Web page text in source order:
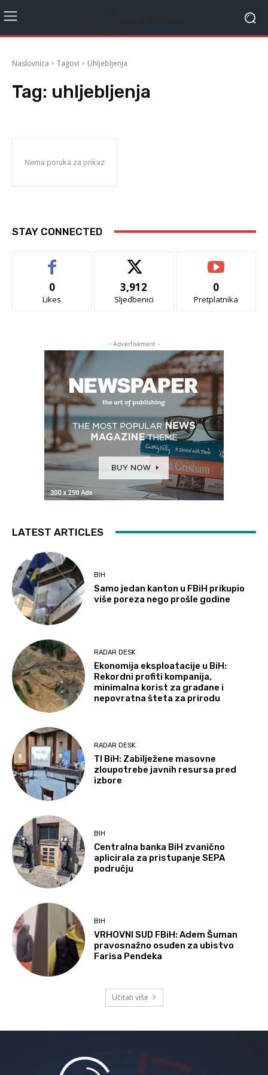
Naslovnica Tagovi Uhljebljenja
Tag: uhljebljenja
Nema poruka za prikaz
STAY CONNECTED
0
Likes
3,912
Sljedbenici
0
Pretplatnika
- Advertisement -
LATEST ARTICLES
BIH
Samo jedan kanton u FBiH prikupio
više poreza nego prošle godine
RADAR DESK
Ekonomija eksploatacije u BiH:
Rekordni profiti kompanija,
minimalna korist za građane i
nepovratna šteta za prirodu
RADAR DESK
TI BiH: Zabilježene masovne
zloupotrebe javnih resursa pred
izbore
BIH
Centralna banka BiH zvanično
aplicirala za pristupanje SEPA
području
BIH
VRHOVNI SUD FBiH: Adem Šuman
pravosnažno osuđen za ubistvo
Farisa Pendeka
Učitati više